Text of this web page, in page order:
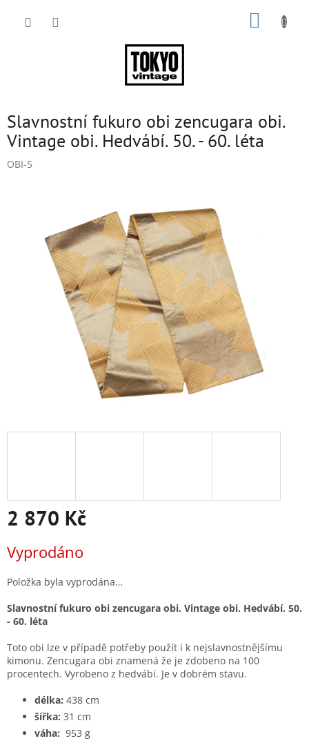
Slavnostní fukuro obi zencugara obi.
Vintage obi. Hedvábí. 50. - 60. léta
OBI-5
2 870 Kč
cena:
Vyprodáno
Položka byla vyprodána…
Slavnostní fukuro obi zencugara obi. Vintage obi. Hedvábí. 50.
- 60. léta
Toto obi lze v případě potřeby použít i k nejslavnostnějšímu
kimonu. Zencugara obi znamená že je zdobeno na 100
procentech. Vyrobeno z hedvábí. Je v dobrém stavu.
délka: 438 cm
šířka: 31 cm
váha: 953 g